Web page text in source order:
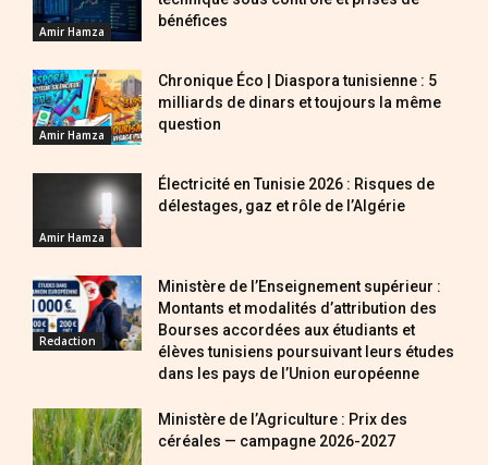
Amir Hamza
bénéfices
Amir Hamza
Chronique Éco | Diaspora tunisienne : 5
milliards de dinars et toujours la même
question
Amir Hamza
Électricité en Tunisie 2026 : Risques de
délestages, gaz et rôle de l’Algérie
Redaction
Ministère de l’Enseignement supérieur :
Montants et modalités d’attribution des
Bourses accordées aux étudiants et
élèves tunisiens poursuivant leurs études
dans les pays de l’Union européenne
Ministère de l’Agriculture : Prix des
céréales — campagne 2026-2027